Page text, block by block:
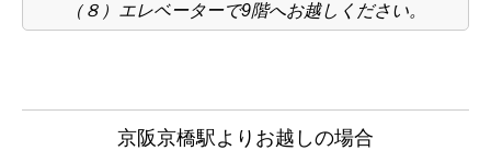
（８）エレベーターで9階へお越しください。
京阪京橋駅よりお越しの場合